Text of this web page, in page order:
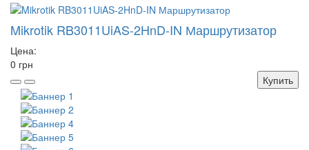
Mikrotik RB3011UiAS-2HnD-IN Маршрутизатор
Цена:
0 грн
Купить